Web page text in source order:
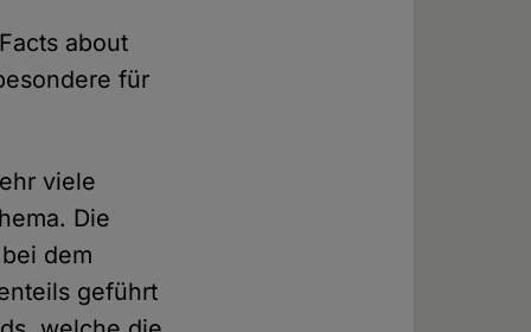
about
für
viele
Die
dem
geführt